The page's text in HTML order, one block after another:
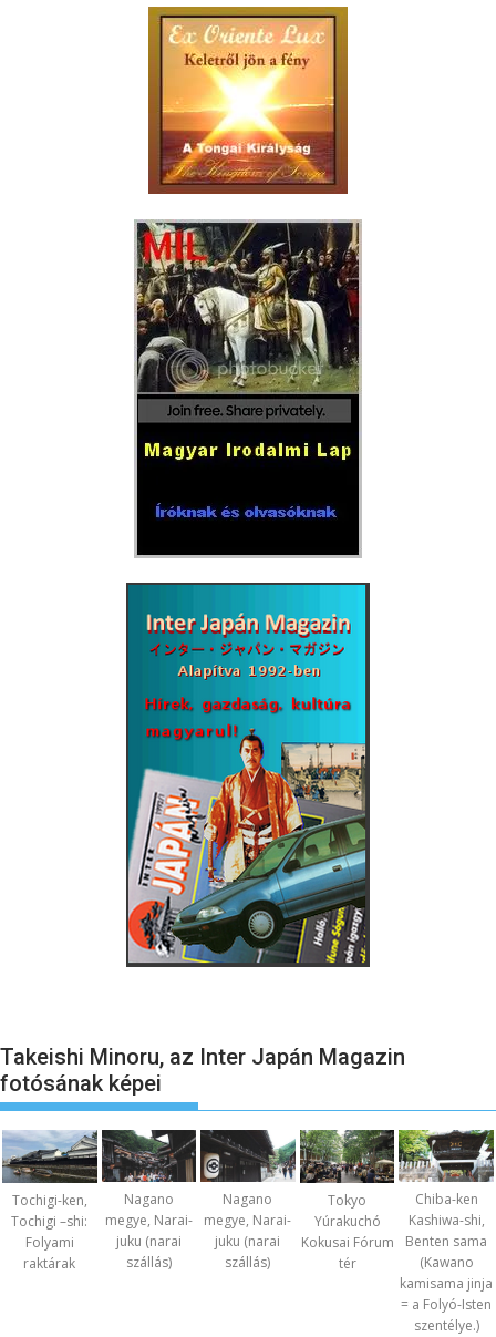
Takeishi Minoru, az Inter Japán Magazin
fotósának képei
Tochigi-ken,
Tochigi –shi:
Folyami
raktárak
Nagano
megye, Narai-
juku (narai
szállás)
Nagano
megye, Narai-
juku (narai
szállás)
Tokyo
Yúrakuchó
Kokusai Fórum
tér
Chiba-ken
Kashiwa-shi,
Benten sama
(Kawano
kamisama jinja
= a Folyó-Isten
szentélye.)